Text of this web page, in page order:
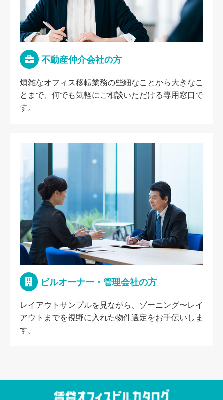
不動産仲介会社の方
煩雑なオフィス移転業務の些細なことから大きなこ
とまで、何でも気軽にご相談いただける専用窓口で
す。
ビルオーナー・管理会社の方
レイアウトサンプルを見ながら、ゾーニング〜レイ
アウトまでを視野に入れた物件選定をお手伝いしま
す。